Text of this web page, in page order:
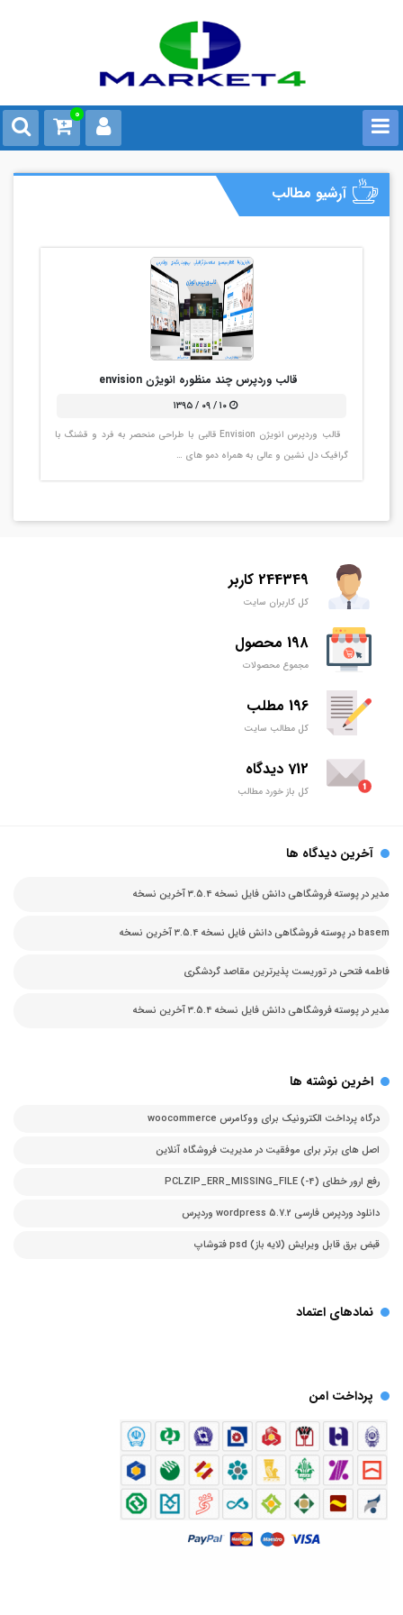
0
آرشیو مطالب
قالب وردپرس چند منظوره انویژن envision
۱۰ / ۰۹ / ۱۳۹۵
قالب وردپرس انویژن Envision قالبی با طراحی منحصر به فرد و قشنگ با
گرافیک دل نشین و عالی به همراه دمو های …
244349 کاربر
کل کاربران سایت
198 محصول
مجموع محصولات
196 مطلب
کل مطالب سایت
712 دیدگاه
کل باز خورد مطالب
آخرین دیدگاه ها
مدیردرپوسته فروشگاهی دانش فایل نسخه 3.5.4 آخرین نسخه
basemدرپوسته فروشگاهی دانش فایل نسخه 3.5.4 آخرین نسخه
فاطمه فتحی درتوریست پذیرترین مقاصد گردشگری
مدیردرپوسته فروشگاهی دانش فایل نسخه 3.5.4 آخرین نسخه
اخرین نوشته ها
درگاه پرداخت الکترونیک برای ووکامرس woocommerce
اصل های برتر برای موفقیت در مدیریت فروشگاه آنلاین
رفع ارور خطای PCLZIP_ERR_MISSING_FILE (-4)
دانلود وردپرس فارسی 5.7.2 wordpress وردپرس
قبض برق قابل ویرایش (لایه باز) psd فتوشاپ
نمادهای اعتماد
پرداخت امن